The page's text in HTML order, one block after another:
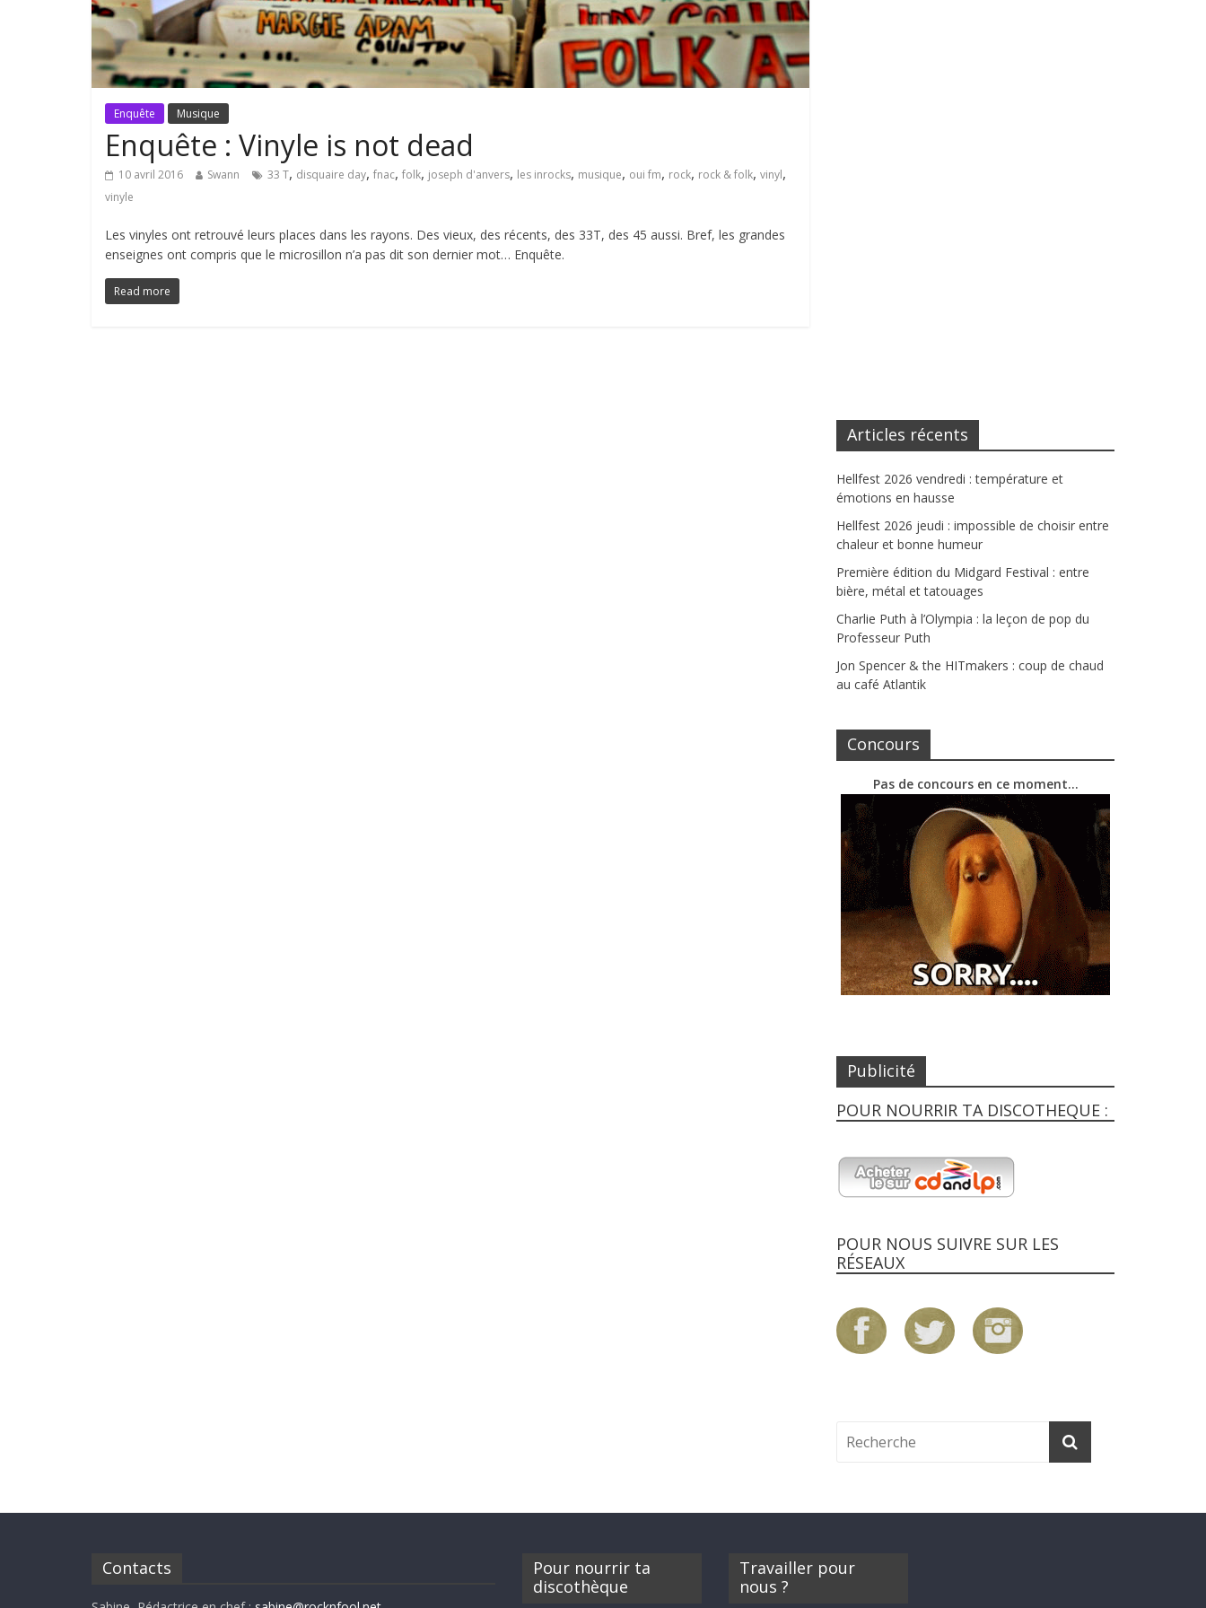
Enquête Musique
Enquête : Vinyle is not dead
10 avril 2016 Swann 33 T, disquaire day, fnac, folk, joseph d'anvers, les inrocks, musique, oui fm, rock, rock & folk, vinyl,
vinyle
Les vinyles ont retrouvé leurs places dans les rayons. Des vieux, des récents, des 33T, des 45 aussi. Bref, les grandes
enseignes ont compris que le microsillon n’a pas dit son dernier mot… Enquête.
Read more
Articles récents
Hellfest 2026 vendredi : température et
émotions en hausse
Hellfest 2026 jeudi : impossible de choisir entre
chaleur et bonne humeur
Première édition du Midgard Festival : entre
bière, métal et tatouages
Charlie Puth à l’Olympia : la leçon de pop du
Professeur Puth
Jon Spencer & the HITmakers : coup de chaud
au café Atlantik
Concours
Pas de concours en ce moment…
Publicité
POUR NOURRIR TA DISCOTHEQUE :
POUR NOUS SUIVRE SUR LES
RÉSEAUX
Contacts
Pour nourrir ta
discothèque
Travailler pour
nous ?